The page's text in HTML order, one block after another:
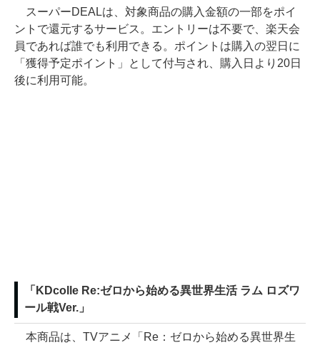
スーパーDEALは、対象商品の購入金額の一部をポイ
ントで還元するサービス。エントリーは不要で、楽天会
員であれば誰でも利用できる。ポイントは購入の翌日に
「獲得予定ポイント」として付与され、購入日より20日
後に利用可能。
「KDcolle Re:ゼロから始める異世界生活 ラム ロズワ
ール戦Ver.」
本商品は、TVアニメ「Re：ゼロから始める異世界生